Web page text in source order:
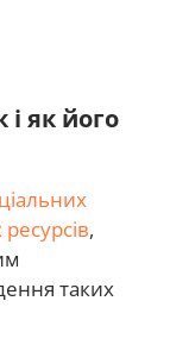
як його
,
таких